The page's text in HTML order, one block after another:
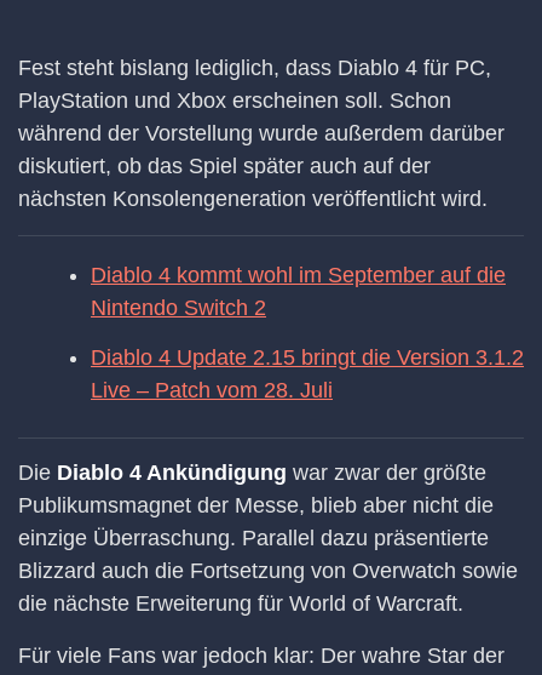
Fest steht bislang lediglich, dass Diablo 4 für PC,
PlayStation und Xbox erscheinen soll. Schon
während der Vorstellung wurde außerdem darüber
diskutiert, ob das Spiel später auch auf der
nächsten Konsolengeneration veröffentlicht wird.
Diablo 4 kommt wohl im September auf die
Nintendo Switch 2
Diablo 4 Update 2.15 bringt die Version 3.1.2
Live – Patch vom 28. Juli
Die Diablo 4 Ankündigung war zwar der größte
Publikumsmagnet der Messe, blieb aber nicht die
einzige Überraschung. Parallel dazu präsentierte
Blizzard auch die Fortsetzung von Overwatch sowie
die nächste Erweiterung für World of Warcraft.
Für viele Fans war jedoch klar: Der wahre Star der